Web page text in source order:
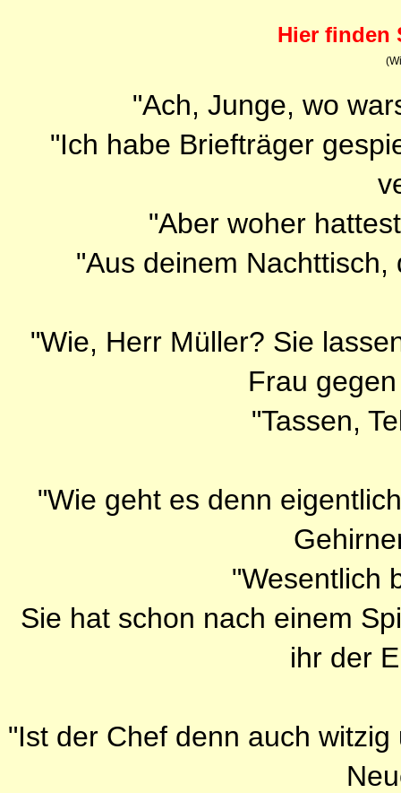
Hier finden
"Ach, Junge, wo
"Ich habe Briefträger
"Aber woher
"Aus deinem
"Wie, Herr Müller? Sie
Frau
"Tassen,
"Wie geht es denn
"Wesentlich
Sie hat schon nach einem
ihr der
"Ist der Chef denn auch